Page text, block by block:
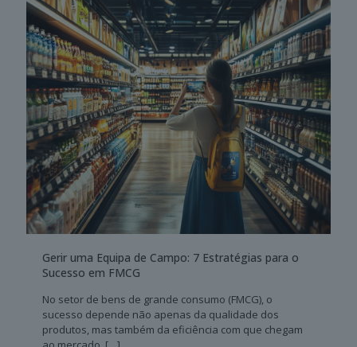
Gerir uma Equipa de Campo: 7 Estratégias para o
Sucesso em FMCG
No setor de bens de grande consumo (FMCG), o
sucesso depende não apenas da qualidade dos
produtos, mas também da eficiência com que chegam